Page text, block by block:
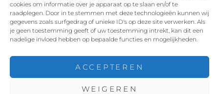
cookies om informatie over je apparaat op te slaan en/of te
raadplegen. Door in te stemmen met deze technologieën kunnen wij
gegevens zoals surfgedrag of unieke ID's op deze site verwerken. Als
je geen toestemming geeft of uw toestemming intrekt, kan dit een
nadelige invloed hebben op bepaalde functies en mogelijkheden.
ACCEPTEREN
WEIGEREN
Facebook
Instagram
Twitter
YouTube
COPYRIGHT © 2026ROX THE ROXETTE TRIBUTE